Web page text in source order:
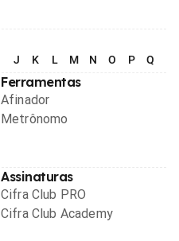
J K L M N O P Q
Ferramentas
Afinador
Metrônomo
Assinaturas
Cifra Club PRO
Cifra Club Academy